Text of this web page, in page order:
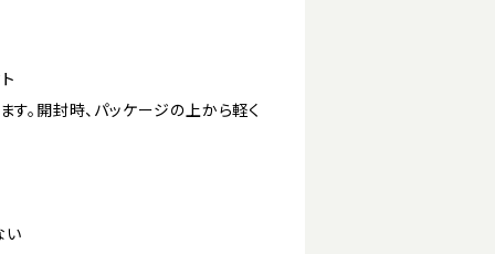
。開封時、パッケージの上から軽く
い